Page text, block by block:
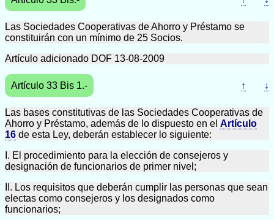
Las Sociedades Cooperativas de Ahorro y Préstamo se
constituirán con un mínimo de 25 Socios.
Artículo adicionado DOF 13-08-2009
Artículo 33 Bis 1.- ↑ ↓
Las bases constitutivas de las Sociedades Cooperativas de
Ahorro y Préstamo, además de lo dispuesto en el Artículo
16 de esta Ley, deberán establecer lo siguiente:
I. El procedimiento para la elección de consejeros y
designación de funcionarios de primer nivel;
II. Los requisitos que deberán cumplir las personas que sean
electas como consejeros y los designados como
funcionarios;